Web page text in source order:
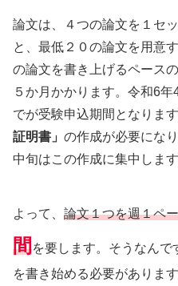
論文は、４つの論文を１セ
と、最低２０の論文を用意
の論文を書き上げるペース
５か月かかります。令和6
でが受験申込期間となりま
証明書」 の作成が必要にな
中旬はこの作成に集中します
よって、 論文１つを週１ペ
間を要します。そうなん
を書き始める必要があります